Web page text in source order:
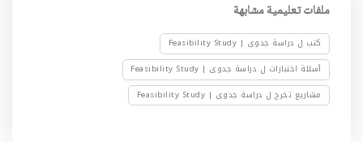
ملفات تعليمية مشابهة
كتب ل دراسة جدوى | Feasibility Study
أسئلة اختبارات ل دراسة جدوى | Feasibility Study
مشاريع تخرج ل دراسة جدوى | Feasibility Study